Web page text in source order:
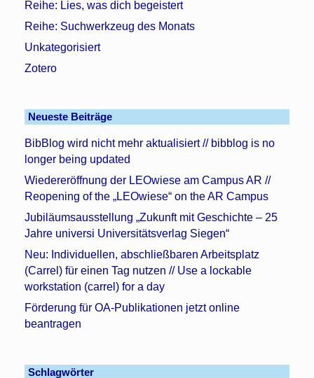
Reihe: Lies, was dich begeistert
Reihe: Suchwerkzeug des Monats
Unkategorisiert
Zotero
Neueste Beiträge
BibBlog wird nicht mehr aktualisiert // bibblog is no
longer being updated
Wiedereröffnung der LEOwiese am Campus AR //
Reopening of the „LEOwiese“ on the AR Campus
Jubiläumsausstellung „Zukunft mit Geschichte – 25
Jahre universi Universitätsverlag Siegen“
Neu: Individuellen, abschließbaren Arbeitsplatz
(Carrel) für einen Tag nutzen // Use a lockable
workstation (carrel) for a day
Förderung für OA-Publikationen jetzt online
beantragen
Schlagwörter